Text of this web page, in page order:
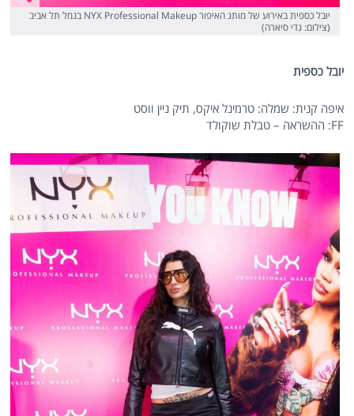
יובל כספית באירוע של מותג האיפור NYX Professional Makeup בנמל תל אביב
(צילום: גדי סיארה)
יובל כספית
איפה קנית: שמלה: טרמינל איקס, תיק ניין ווסט
FF: ההשראה – טבלת שוקולד